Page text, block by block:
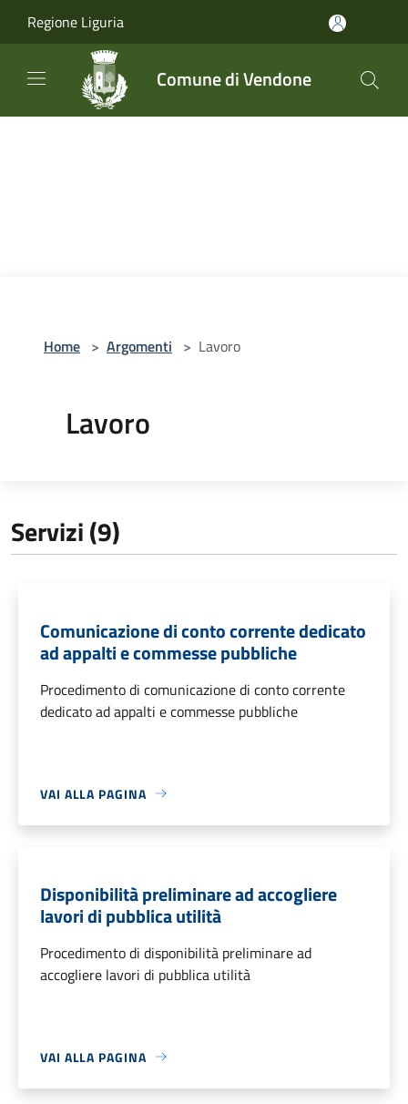
Regione Liguria
Comune di Vendone
Home > Argomenti > Lavoro
Lavoro
Servizi (9)
Comunicazione di conto corrente dedicato
ad appalti e commesse pubbliche
Procedimento di comunicazione di conto corrente
dedicato ad appalti e commesse pubbliche
VAI ALLA PAGINA
Disponibilità preliminare ad accogliere
lavori di pubblica utilità
Procedimento di disponibilità preliminare ad
accogliere lavori di pubblica utilità
VAI ALLA PAGINA